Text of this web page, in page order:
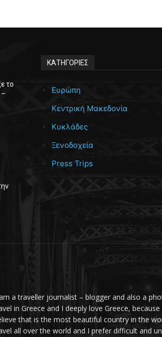
το
–
ΚΑΤΗΓΟΡΙΕΣ
Ευρώπη
Κεντρική Μακεδονία
Κυκλάδες
Ξενοδοχεία
Press Trips
a traveller journalist – blogger and also a
in Greece and I deeply love Greece,
that is the most beautiful country in the
all over the world and I prefer difficult and